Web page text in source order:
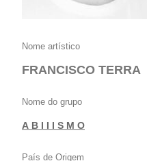
Nome artístico
FRANCISCO TERRA
Nome do grupo
A B I I I S M O
País de Origem